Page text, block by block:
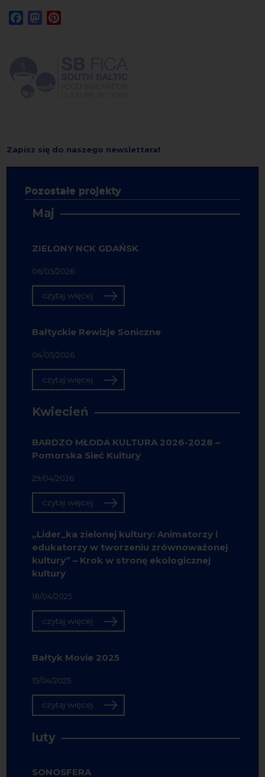
FacebookMastodon
Zapisz się do naszego newslettera!
Pozostałe projekty
Maj
ZIELONY NCK GDAŃSK
06/05/2026
czytaj więcej
Bałtyckie Rewizje Soniczne
04/05/2026
czytaj więcej
Kwiecień
BARDZO MŁODA KULTURA 2026-2028 –
Pomorska Sieć Kultury
29/04/2026
czytaj więcej
„Lider_ka zielonej kultury: Animatorzy i
edukatorzy w tworzeniu zrównoważonej
kultury” – Krok w stronę ekologicznej
kultury
18/04/2025
czytaj więcej
Bałtyk Movie 2025
15/04/2025
czytaj więcej
luty
SONOSFERA